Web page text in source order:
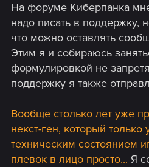
На форуме Киберпанка
надо писать в поддержку,
что можно оставлять
Этим я и собираюсь
формулировкой не
поддержку я также
Вообще столько лет уже
некст-ген, который только
техническим состоянием
плевок в лицо просто... Я